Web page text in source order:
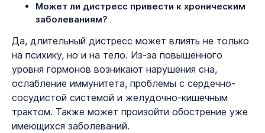
Может ли дистресс привести к хроническим
заболеваниям?
Да, длительный дистресс может влиять не только
на психику, но и на тело. Из-за повышенного
уровня гормонов возникают нарушения сна,
ослабление иммунитета, проблемы с сердечно-
сосудистой системой и желудочно-кишечным
трактом. Также может произойти обострение уже
имеющихся заболеваний.